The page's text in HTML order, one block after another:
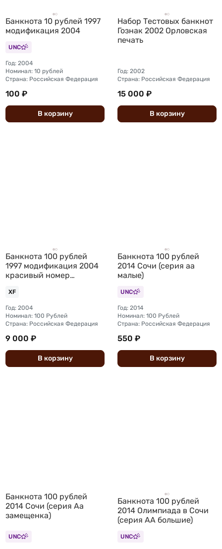
Банкнота 10 рублей 1997
модификация 2004
UNC
Год: 2004
Номинал: 10 рублей
Страна: Российская Федерация
100 ₽
В корзину
Набор Тестовых банкнот
Гознак 2002 Орловская
печать
Год: 2002
Страна: Российская Федерация
15 000 ₽
В корзину
Банкнота 100 рублей
1997 модификация 2004
красивый номер
XF
Год: 2004
Номинал: 100 Рублей
Страна: Российская Федерация
9 000 ₽
В корзину
Банкнота 100 рублей
2014 Сочи (серия аа
малые)
UNC
Год: 2014
Номинал: 100 Рублей
Страна: Российская Федерация
550 ₽
В корзину
Банкнота 100 рублей
2014 Сочи (серия Аа
замещенка)
UNC
Банкнота 100 рублей
2014 Олимпиада в Сочи
(серия АА большие)
UNC